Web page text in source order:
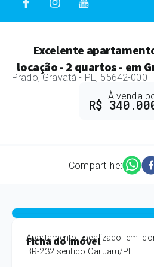
Excelente
locação - 2 quartos - em
Prado, Gravatá - PE, 55642-000
À venda
R$
Compartilhe:
Ficha do Imóvel
Apartamento localizado em
BR-232 sentido Caruaru/PE.